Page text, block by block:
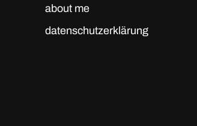
about me
datenschutzerklärung